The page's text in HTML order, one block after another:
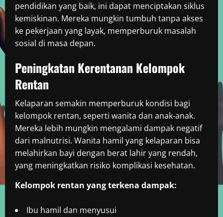
pendidikan yang baik, ini dapat menciptakan siklus
kemiskinan. Mereka mungkin tumbuh tanpa akses
ke pekerjaan yang layak, memperburuk masalah
sosial di masa depan.
Peningkatan Kerentanan Kelompok
Rentan
Kelaparan semakin memperburuk kondisi bagi
kelompok rentan, seperti wanita dan anak-anak.
Mereka lebih mungkin mengalami dampak negatif
dari malnutrisi. Wanita hamil yang kelaparan bisa
melahirkan bayi dengan berat lahir yang rendah,
yang meningkatkan risiko komplikasi kesehatan.
Kelompok rentan yang terkena dampak:
Ibu hamil dan menyusui